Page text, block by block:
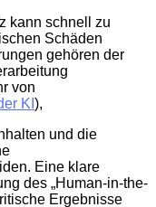
kann schnell zu
Schäden
gehören der
von
KI ),
und die
Eine klare
des „Human-in-the-
Ergebnisse